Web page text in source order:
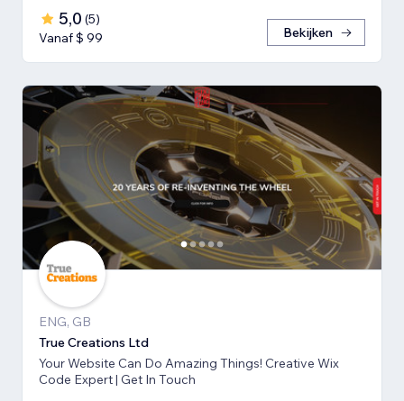
5,0 (5)
Vanaf $ 99
Bekijken
ENG, GB
True Creations Ltd
Your Website Can Do Amazing Things! Creative Wix
Code Expert | Get In Touch